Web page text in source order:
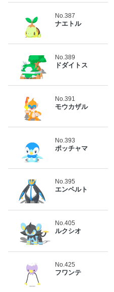
No.387
ナエトル
No.389
ドダイトス
No.391
モウカザル
No.393
ポッチャマ
No.395
エンペルト
No.405
ルクシオ
No.425
フワンテ